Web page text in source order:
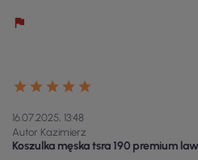
16.07.2025, 13:48
Autor Kazimierz
Koszulka męska tsra 190 premium